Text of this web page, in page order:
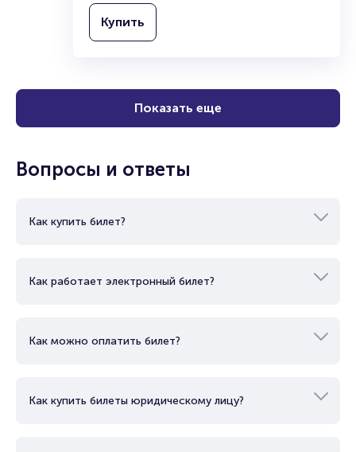
Купить
Показать еще
Вопросы и ответы
Как купить билет?
Как работает электронный билет?
Как можно оплатить билет?
Как купить билеты юридическому лицу?